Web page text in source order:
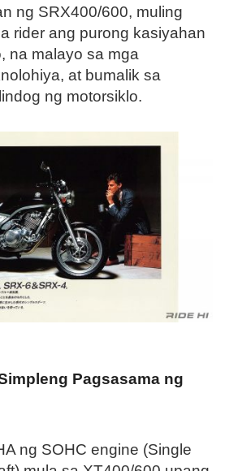
ng SRX400/600, muling
rider ang purong kasiyahan
na malayo sa mga
at bumalik sa
ng motorsiklo.
Pagsasama ng
ng SOHC engine (Single